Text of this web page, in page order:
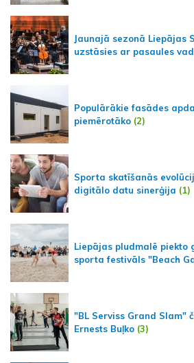
Jaunajā sezonā Liepājas
uzstāsies ar pasaules
Populārākie fasādes
piemērotāko (2)
Sporta skatīšanās
digitālo datu sinerģija (1)
Liepājas pludmalē piekto
sporta festivāls "Beach
"BL Serviss Grand Slam"
Ernests Buļko (3)